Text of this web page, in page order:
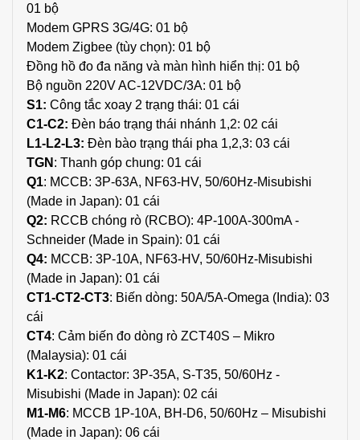
01 bộ
Modem GPRS 3G/4G: 01 bộ
Modem Zigbee (tùy chọn): 01 bộ
Đồng hồ đo đa năng và màn hình hiển thị: 01 bộ
Bộ nguồn 220V AC-12VDC/3A: 01 bộ
S1: Công tắc xoay 2 trạng thái: 01 cái
C1-C2: Đèn báo trạng thái nhánh 1,2: 02 cái
L1-L2-L3: Đèn bào trạng thái pha 1,2,3: 03 cái
TGN : Thanh góp chung: 01 cái
Q1: MCCB: 3P-63A, NF63-HV, 50/60Hz-Misubishi
(Made in Japan): 01 cái
Q2: RCCB chóng rò (RCBO): 4P-100A-300mA -
Schneider (Made in Spain): 01 cái
Q4: MCCB: 3P-10A, NF63-HV, 50/60Hz-Misubishi
(Made in Japan): 01 cái
CT1-CT2-CT3: Biến dòng: 50A/5A-Omega (India): 03
cái
CT4: Cảm biến đo dòng rò ZCT40S – Mikro
(Malaysia): 01 cái
K1-K2: Contactor: 3P-35A, S-T35, 50/60Hz -
Misubishi (Made in Japan): 02 cái
M1-M6: MCCB 1P-10A, BH-D6, 50/60Hz – Misubishi
(Made in Japan): 06 cái